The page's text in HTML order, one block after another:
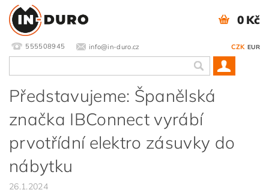
555508945 info@in-duro.cz CZK EUR
0 Kč
Představujeme: Španělská
značka IBConnect vyrábí
prvotřídní elektro zásuvky do
nábytku
26.1.2024